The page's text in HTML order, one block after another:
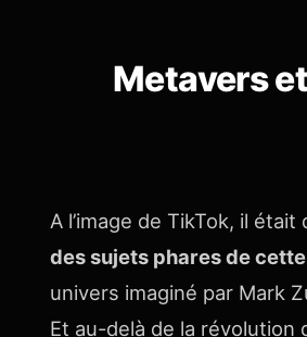
Metavers
A l’image de TikTok, il
des sujets phares de
univers imaginé par Mark
Et au-delà de la